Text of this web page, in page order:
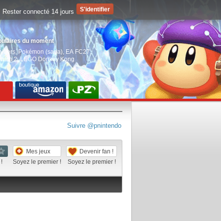
du moment
, Pokémon (saga) EA FC27,
2,LEGO Donkey Kong
Suivre @pnintendo
Mes jeux
Soyez le premier !
Devenir fan !
Soyez le premier !
Rester connecté 14 jours